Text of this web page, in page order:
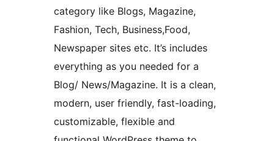
category like Blogs, Magazine,
Fashion, Tech, Business,Food,
Newspaper sites etc. It’s includes
everything as you needed for a
Blog/ News/Magazine. It is a clean,
modern, user friendly, fast-loading,
customizable, flexible and